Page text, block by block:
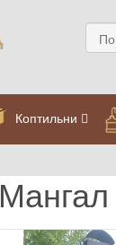
Коптильни